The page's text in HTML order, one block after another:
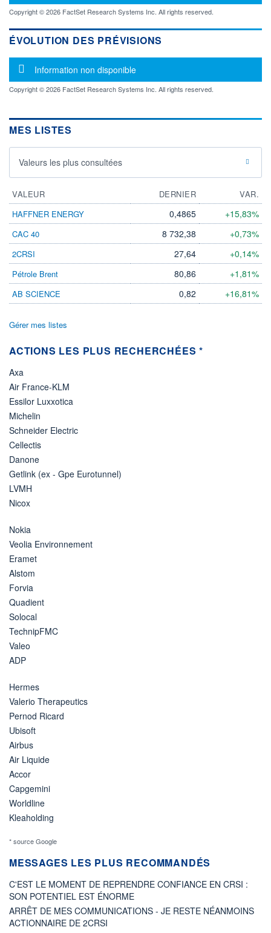
VALORISATION DERNIER ÉCHANGE
03.01.14 / 17:34:40
LIMITE À LA
BAISSE
LIMITE À LA
HAUSSE
RENDEMENT
- -
0,00 EUR DIVIDENDE
-
Non éligible
Boursobank
+ PORTEFEUILLE + LISTE
Copyright © 2026 FactSet Research Systems Inc. All rights reserved.
ÉVOLUTION DES PRÉVISIONS
Message d'information
Information non disponible
Copyright © 2026 FactSet Research Systems Inc. All rights reserved.
MES LISTES
Valeurs les plus consultées
VALEUR DERNIER
VAR.
HAFFNER ENERGY
0,4865 +15,83%
CAC 40 8 732,38 +0,73%
2CRSI 27,64 +0,14%
Pétrole Brent 80,86 +1,81%
AB SCIENCE 0,82 +16,81%
Gérer mes listes
ACTIONS LES PLUS RECHERCHÉES *
Axa
Air France-KLM
Essilor Luxxotica
Michelin
Schneider Electric
Cellectis
Danone
Getlink (ex - Gpe Eurotunnel)
LVMH
Nicox
Nokia
Veolia Environnement
Eramet
Alstom
Forvia
Quadient
Solocal
TechnipFMC
Valeo
ADP
Hermes
Valerio Therapeutics
Pernod Ricard
Ubisoft
Airbus
Air Liquide
Accor
Capgemini
Worldline
Kleaholding
* source Google
MESSAGES LES PLUS RECOMMANDÉS
C'EST LE MOMENT DE REPRENDRE CONFIANCE EN CRSI :
SON POTENTIEL EST ÉNORME
ARRÊT DE MES COMMUNICATIONS - JE RESTE NÉANMOINS
ACTIONNAIRE DE 2CRSI